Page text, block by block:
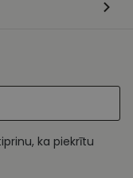
ka piekrītu
pareizi.